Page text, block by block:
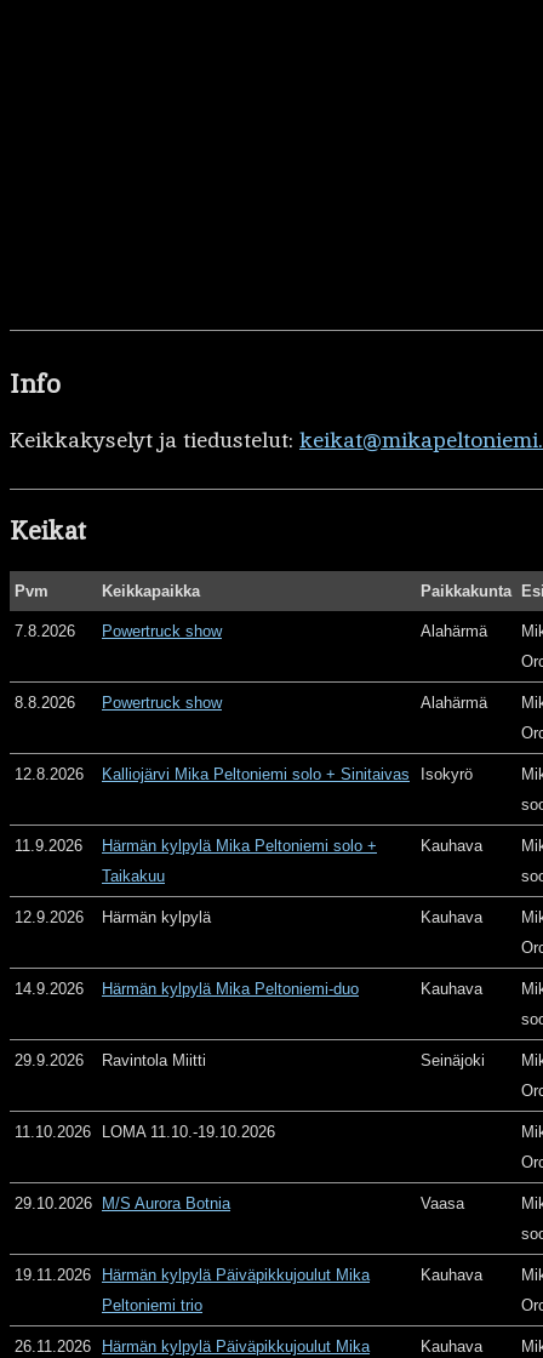
Info
Keikkakyselyt ja tiedustelut:
Keikat
Pvm Keikkapaikka Paikkakunta
7.8.2026 Powertruck show Alahärmä
8.8.2026 Powertruck show Alahärmä
12.8.2026 Kalliojärvi Mika Peltoniemi solo + Sinitaivas Isokyrö
11.9.2026
Härmän kylpylä Mika Peltoniemi solo +
Taikakuu
Kauhava
12.9.2026 Härmän kylpylä Kauhava
14.9.2026 Härmän kylpylä Mika Peltoniemi-duo Kauhava
29.9.2026 Ravintola Miitti Seinäjoki
11.10.2026 LOMA 11.10.-19.10.2026
29.10.2026 M/S Aurora Botnia Vaasa
19.11.2026
Härmän kylpylä Päiväpikkujoulut Mika
Peltoniemi trio
Kauhava
26.11.2026
Härmän kylpylä Päiväpikkujoulut Mika
Kauhava